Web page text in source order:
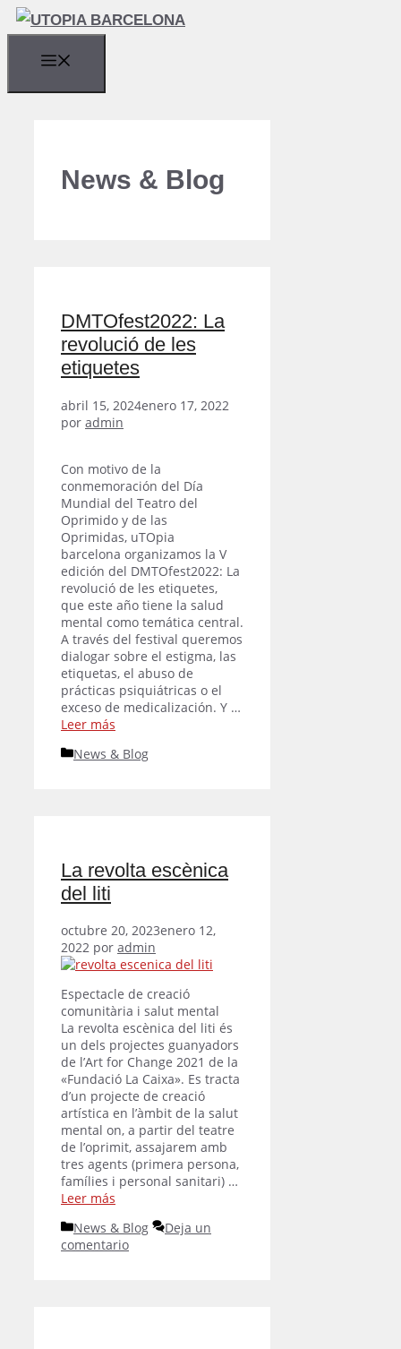
Saltar
al
News & Blog
DMTOfest2022: La
revolució de les
etiquetes
abril 15, 2024enero 17, 2022
por admin
Con motivo de la
conmemoración del Día
Mundial del Teatro del
Oprimido y de las
Oprimidas, uTOpia
barcelona organizamos la V
edición del DMTOfest2022: La
revolució de les etiquetes,
que este año tiene la salud
mental como temática central.
A través del festival queremos
dialogar sobre el estigma, las
etiquetas, el abuso de
prácticas psiquiátricas o el
exceso de medicalización. Y …
Leer más
Categorías
News & Blog
La revolta escènica
del liti
octubre 20, 2023enero 12,
2022 por admin
Espectacle de creació
comunitària i salut mental
La revolta escènica del liti és
un dels projectes guanyadors
de l’Art for Change 2021 de la
«Fundació La Caixa». Es tracta
d’un projecte de creació
artística en l’àmbit de la salut
mental on, a partir del teatre
de l’oprimit, assajarem amb
tres agents (primera persona,
famílies i personal sanitari) …
Leer más
Categorías
News & Blog
Deja un
comentario